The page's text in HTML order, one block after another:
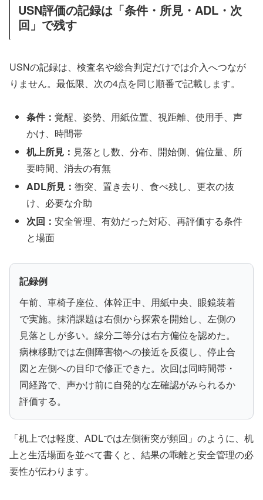
USN評価の記録は「条件・所見・ADL・次
回」で残す
USNの記録は、検査名や総合判定だけでは介入へつなが
りません。最低限、次の4点を同じ順番で記載します。
条件：覚醒、姿勢、用紙位置、視距離、使用手、声
かけ、時間帯
机上所見： 見落とし数、分布、開始側、偏位量、所
要時間、消去の有無
ADL所見：衝突、置き去り、食べ残し、更衣の抜
け、必要な介助
次回：安全管理、有効だった対応、再評価する条件
と場面
記録例
午前、車椅子座位、体幹正中、用紙中央、眼鏡装着
で実施。抹消課題は右側から探索を開始し、左側の
見落としが多い。線分二等分は右方偏位を認めた。
病棟移動では左側障害物への接近を反復し、停止合
図と左側への目印で修正できた。次回は同時間帯・
同経路で、声かけ前に自発的な左確認がみられるか
評価する。
「机上では軽度、ADLでは左側衝突が頻回」のように、机
上と生活場面を並べて書くと、結果の乖離と安全管理の必
要性が伝わります。